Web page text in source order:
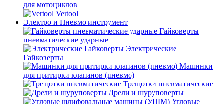
для мотоциклов
Vertool
Электро и Пневмо инструмент
Гайковерты
пневматические ударные
Электрические
Гайковерты
Машинки
для притирки клапанов (пневмо)
Трещотки пневматические
Дрели и шуруповерты
Угловые